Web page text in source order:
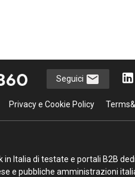
Seguici
Privacy e Cookie Policy
in Italia di testate e portali B2B
e pubbliche amministrazioni